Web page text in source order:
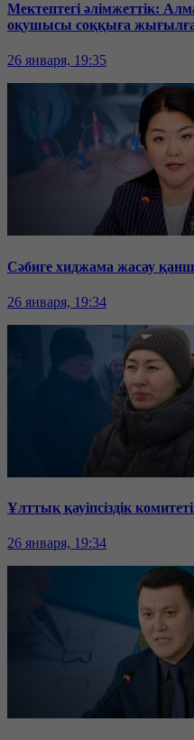
Мектептегі әлімжеттік:
оқушысы соққыға
26 января, 19:35
Сәбиге хиджама жасау
26 января, 19:34
Ұлттық қауіпсіздік
26 января, 19:34